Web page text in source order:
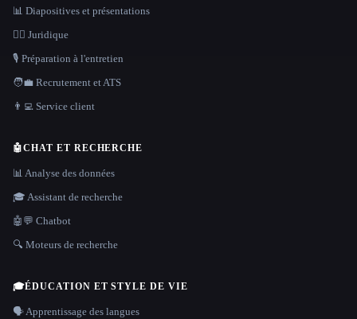
📊 Diapositives et présentations
👩‍⚖️ Juridique
🎙️ Préparation à l'entretien
🧑‍💼 Recrutement et ATS
👨‍💻 Service client
🤖CHAT ET RECHERCHE
📊 Analyse des données
🎓 Assistant de recherche
🤖💬 Chatbot
🔍 Moteurs de recherche
🎓ÉDUCATION ET STYLE DE VIE
🗣️ Apprentissage des langues